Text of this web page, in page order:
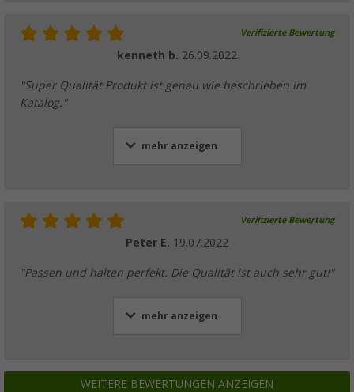
Verifizierte Bewertung
kenneth b. 26.09.2022
"Super Qualität Produkt ist genau wie beschrieben im
Katalog."
mehr anzeigen
Verifizierte Bewertung
Peter E. 19.07.2022
"Passen und halten perfekt. Die Qualität ist auch sehr gut!"
mehr anzeigen
WEITERE BEWERTUNGEN ANZEIGEN